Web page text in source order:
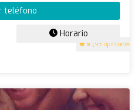
5 (93 opiniones)
teléfono
Horario